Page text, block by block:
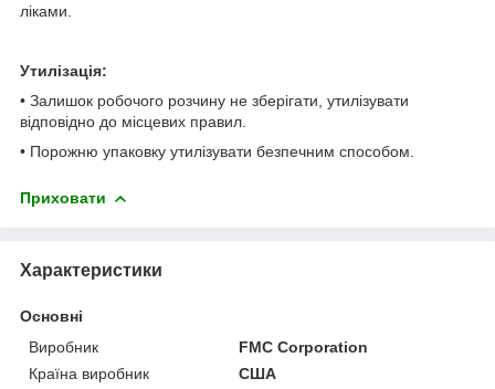
ліками.
Утилізація:
• Залишок робочого розчину не зберігати, утилізувати
відповідно до місцевих правил.
• Порожню упаковку утилізувати безпечним способом.
Приховати
Характеристики
Основні
Виробник
FMC Corporation
Країна виробник
США